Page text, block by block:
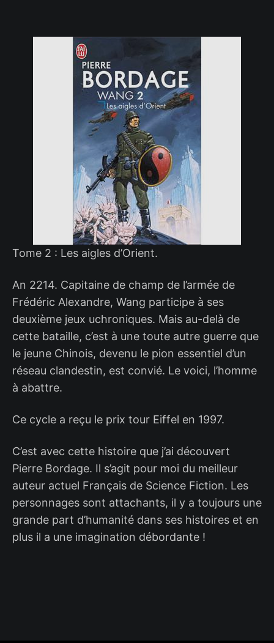
Tome 2 : Les aigles d’Orient.
An 2214. Capitaine de champ de l’armée de
Frédéric Alexandre, Wang participe à ses
deuxième jeux uchroniques. Mais au-delà de
cette bataille, c’est à une toute autre guerre que
le jeune Chinois, devenu le pion essentiel d’un
réseau clandestin, est convié. Le voici, l’homme
à abattre.
Ce cycle a reçu le prix tour Eiffel en 1997.
C’est avec cette histoire que j’ai découvert
Pierre Bordage. Il s’agit pour moi du meilleur
auteur actuel Français de Science Fiction. Les
personnages sont attachants, il y a toujours une
grande part d’humanité dans ses histoires et en
plus il a une imagination débordante !